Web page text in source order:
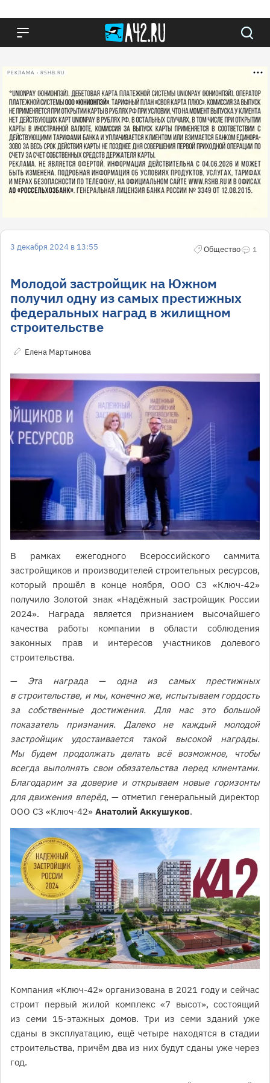
РЕКЛАМА • RSHB.RU
3 декабря 2024 в 13:55 Общество 1
Молодой застройщик на Южном
получил одну из самых престижных
федеральных наград в жилищном
строительстве
Елена Мартынова
В рамках ежегодного Всероссийского саммита
застройщиков и производителей строительных ресурсов,
который прошёл в конце ноября, ООО СЗ «Ключ-42»
получило Золотой знак «Надёжный застройщик России
2024». Награда является признанием высочайшего
качества работы компании в области соблюдения
законных прав и интересов участников долевого
строительства.
— Эта награда — одна из самых престижных
в строительстве, и мы, конечно же, испытываем гордость
за собственные достижения. Для нас это большой
показатель признания. Далеко не каждый молодой
застройщик удостаивается такой высокой награды.
Мы будем продолжать делать всё возможное, чтобы
всегда выполнять свои обязательства перед клиентами.
Благодарим за доверие и открываем новые горизонты
для движения вперёд, — отметил генеральный директор
ООО СЗ «Ключ-42» Анатолий Аккушуков.
Компания «Ключ-42» организована в 2021 году и сейчас
строит первый жилой комплекс «7 высот», состоящий
из семи 15-этажных домов. Три из семи зданий уже
сданы в эксплуатацию, ещё четыре находятся в стадии
строительства, причём два из них будут сданы уже через
год.